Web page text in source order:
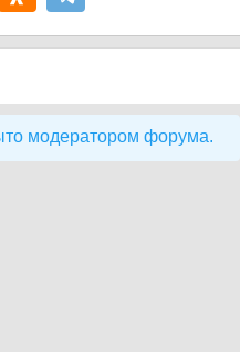
модератором форума.